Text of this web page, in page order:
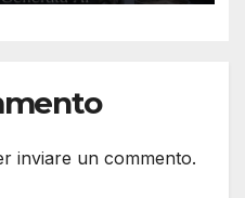
inviare un commento.